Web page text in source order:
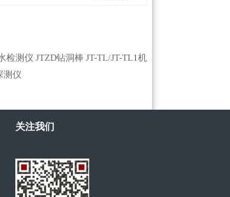
检测仪 JTZD钻洞棒 JT-TL/JT-TL1机
测仪
关注我们